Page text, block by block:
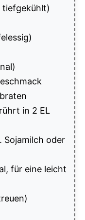
tiefgekühlt)
in 2 EL
Sojamilch oder
für eine leicht